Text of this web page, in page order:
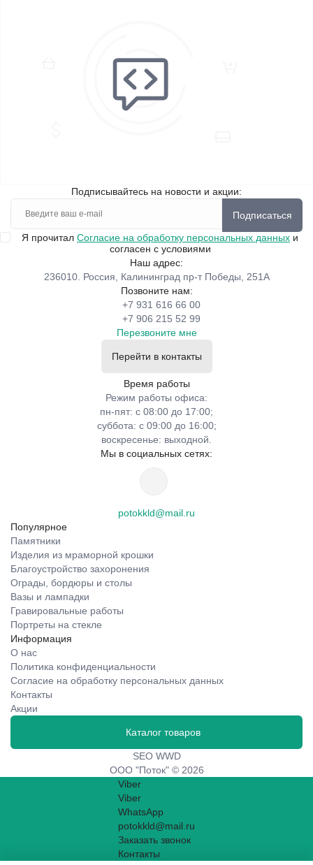
Подписывайтесь на новости и акции:
Подписаться
Я прочитал Согласие на обработку персональных данных и
согласен с условиями
Наш адрес:
236010. Россия, Калининград пр-т Победы, 251А
Позвоните нам:
+7 931 616 66 00
+7 906 215 52 99
Перезвоните мне
Перейти в контакты
Время работы
Режим работы офиса:
пн-пят: с 08:00 до 17:00;
суббота: с 09:00 до 16:00;
воскресенье: выходной.
Мы в социальных сетях:
potokkld@mail.ru
Популярное
Памятники
Изделия из мраморной крошки
Благоустройство захоронения
Ограды, бордюры и столы
Вазы и лампадки
Гравировальные работы
Портреты на стекле
Информация
О нас
Политика конфиденциальности
Согласие на обработку персональных данных
Контакты
Акции
Каталог товаров
SEO WWD
ООО "Поток" © 2026
Viber
Viber
WhatsApp
potokkld@mail.ru
Заказать звонок
Контакты